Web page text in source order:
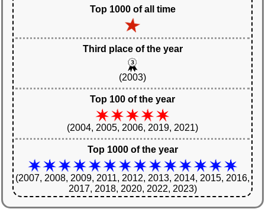
Top 1000 of all time
Third place of the year
(2003)
Top 100 of the year
(2004, 2005, 2006, 2019, 2021)
Top 1000 of the year
(2007, 2008, 2009, 2011, 2012, 2013, 2014, 2015, 2016,
2017, 2018, 2020, 2022, 2023)